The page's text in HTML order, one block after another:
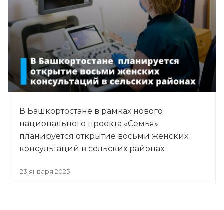
В Башкортостане в рамках нового
национального проекта «Семья»
планируется открытие восьми женских
консультаций в сельских районах
23 января 2025